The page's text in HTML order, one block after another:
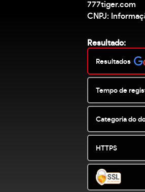
777tiger.com
CNPJ:
Resultado:
Resultados
Tempo de
Categoria do
HTTPS